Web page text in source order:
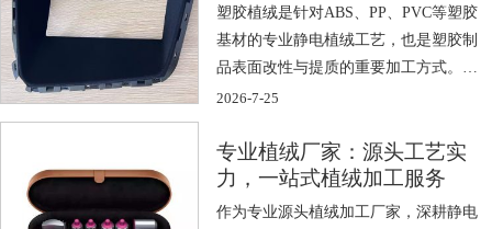
塑胶植绒是针对ABS、PP、PVC等塑胶
基材的专业静电植绒工艺，也是塑胶制
品表面改性与提质的重要加工方式。通
过 […]
2026-7-25
专业植绒厂家：源头工艺实
力，一站式植绒加工服务
作为专业源头植绒加工厂家，深耕静电